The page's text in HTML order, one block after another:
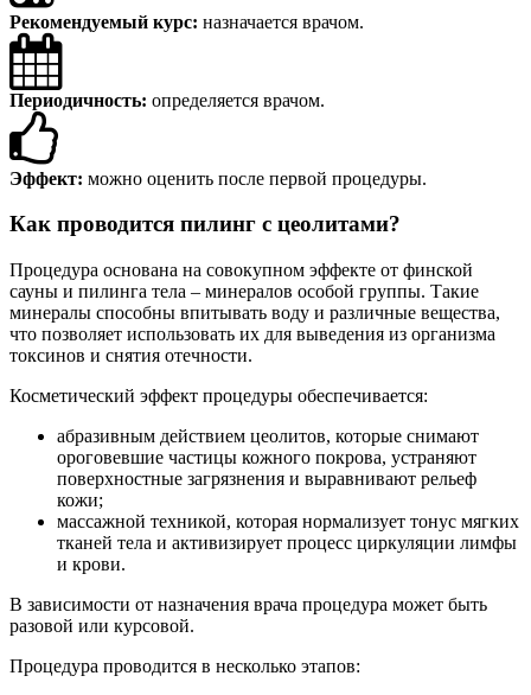
Рекомендуемый курс: назначается врачом.
Периодичность: определяется врачом.
Эффект: можно оценить после первой процедуры.
Как проводится пилинг с цеолитами?
Процедура основана на совокупном эффекте от финской
сауны и пилинга тела – минералов особой группы. Такие
минералы способны впитывать воду и различные вещества,
что позволяет использовать их для выведения из организма
токсинов и снятия отечности.
Косметический эффект процедуры обеспечивается:
абразивным действием цеолитов, которые снимают
ороговевшие частицы кожного покрова, устраняют
поверхностные загрязнения и выравнивают рельеф
кожи;
массажной техникой, которая нормализует тонус мягких
тканей тела и активизирует процесс циркуляции лимфы
и крови.
В зависимости от назначения врача процедура может быть
разовой или курсовой.
Процедура проводится в несколько этапов: